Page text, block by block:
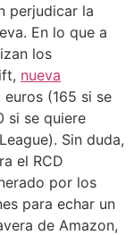
perjudicar la
En lo que a
los
nueva
euros (165 si se
si se quiere
Sin duda,
el RCD
por los
para echar un
de Amazon,